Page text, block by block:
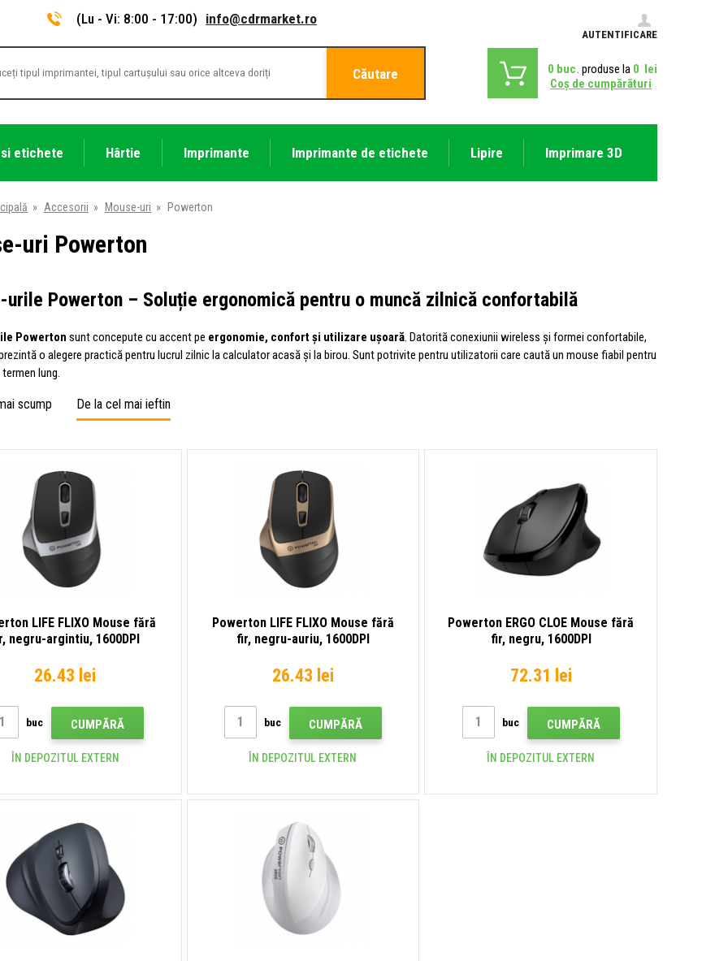
(Lu - Vi: 8:00 - 17:00) info@cdrmarket.ro
AUTENTIFICARE
Căutare 0 buc. produse la 0 lei
Coş de cumpărături
etichete Hârtie Imprimante Imprimante de etichete Lipire Imprimare 3D
» Accesorii » Mouse-uri » Powerton
uri Powerton
urile Powerton – Soluție ergonomică pentru o muncă zilnică confortabilă
Powerton sunt concepute cu accent pe ergonomie, confort și utilizare ușoară . Datorită conexiunii wireless și formei confortabile,
o alegere practică pentru lucrul zilnic la calculator acasă și la birou. Sunt potrivite pentru utilizatorii care caută un mouse fiabil pentru
lung.
scump De la cel mai ieftin
LIFE FLIXO Mouse fără
negru-argintiu, 1600DPI
26.43 lei
buc CUMPĂRĂ
ÎN DEPOZITUL EXTERN
Powerton LIFE FLIXO Mouse fără
fir, negru-auriu, 1600DPI
26.43 lei
buc CUMPĂRĂ
ÎN DEPOZITUL EXTERN
Powerton ERGO CLOE Mouse fără
fir, negru, 1600DPI
72.31 lei
buc CUMPĂRĂ
ÎN DEPOZITUL EXTERN